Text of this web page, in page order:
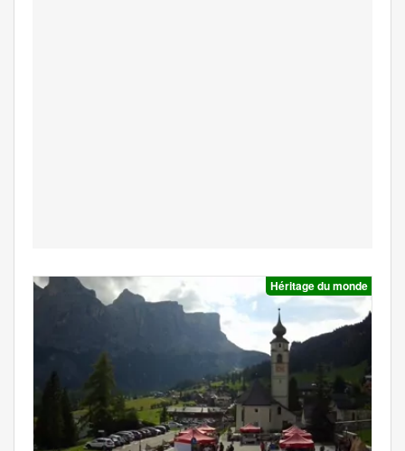
Héritage du monde